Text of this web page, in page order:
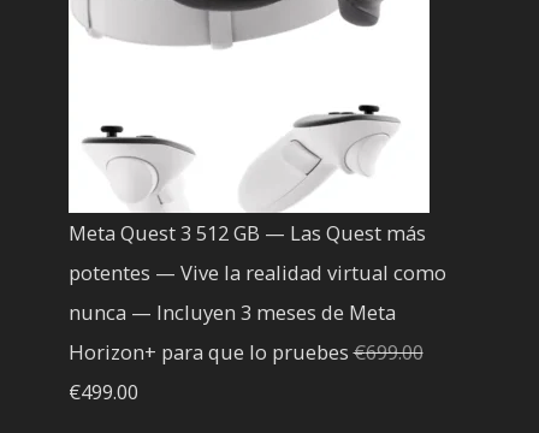
Meta Quest 3 512 GB — Las Quest más
potentes — Vive la realidad virtual como
nunca — Incluyen 3 meses de Meta
Horizon+ para que lo pruebes€699.00
El
€499.00El